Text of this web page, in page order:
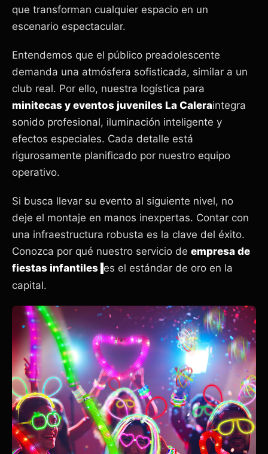
que transforman cualquier espacio en un
escenario espectacular.
Entendemos que el público preadolescente
demanda una atmósfera sofisticada, similar a un
club real. Por ello, nuestra logística para
minitecas y eventos juveniles La Caleraintegra
sonido profesional, iluminación inteligente y
efectos especiales. Cada detalle está
rigurosamente planificado por nuestro equipo
operativo.
Si busca llevar su evento al siguiente nivel, no
deje el montaje en manos inexpertas. Contar con
una infraestructura robusta es la clave del éxito.
Conozca por qué nuestro servicio de empresa de
fiestas infantiles es el estándar de oro en la
capital.